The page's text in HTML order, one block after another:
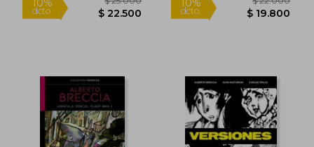
dcto. $ 22.500
10%
dcto. $